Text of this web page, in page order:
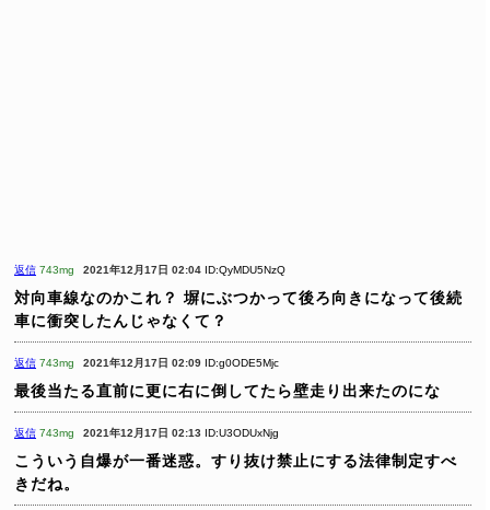
返信 743mg 2021年12月17日 02:04 ID:QyMDU5NzQ
対向車線なのかこれ？ 塀にぶつかって後ろ向きになって後続
車に衝突したんじゃなくて？
返信 743mg 2021年12月17日 02:09 ID:g0ODE5Mjc
最後当たる直前に更に右に倒してたら壁走り出来たのにな
返信 743mg 2021年12月17日 02:13 ID:U3ODUxNjg
こういう自爆が一番迷惑。すり抜け禁止にする法律制定すべ
きだね。